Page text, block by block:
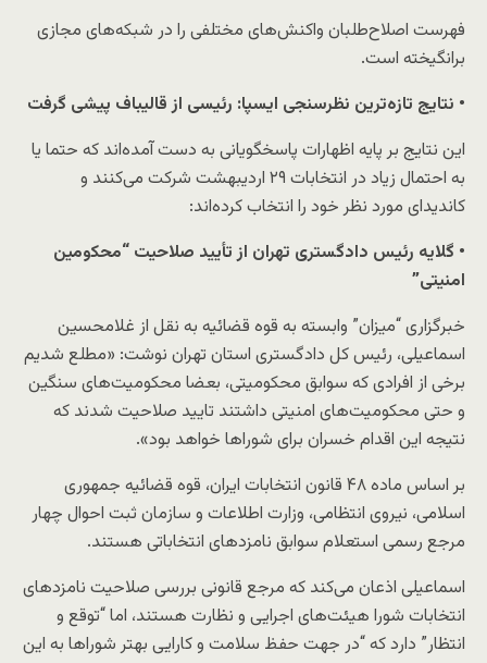
فهرست اصلاح‌طلبان واکنش‌های مختلفی را در شبکه‌های مجازی
برانگیخته است.
• نتایج تازه‌ترین نظرسنجی ایسپا: رئیسی از قالیباف پیشی گرفت
این نتایج بر پایه اظهارات پاسخگویانی به دست آمده‌اند که حتما یا
به احتمال زیاد در انتخابات ۲۹ اردیبهشت شرکت می‌کنند و
کاندیدای مورد نظر خود را انتخاب کرده‌اند:
• گلایه رئیس دادگستری تهران از تأیید صلاحیت “محکومین
امنیتی”
خبرگزاری “میزان” وابسته به قوه قضائیه به نقل از غلامحسین
اسماعیلی، رئیس کل دادگستری استان تهران نوشت: «مطلع شدیم
برخی از افرادی که سوابق محکومیتی، بعضا محکومیت‌های سنگین
و حتی محکومیت‌های امنیتی داشتند تایید صلاحیت شدند که
نتیجه این اقدام خسران برای شوراها خواهد بود».
بر اساس ماده ۴۸ قانون انتخابات ایران، قوه قضائیه جمهوری
اسلامی، نیروی انتظامی، وزارت اطلاعات و سازمان ثبت احوال چهار
مرجع رسمی استعلام سوابق نامزدهای انتخاباتی هستند.
اسماعیلی اذعان می‌کند که مرجع قانونی بررسی صلاحیت‌ نامزدهای
انتخابات شورا هیئت‌های اجرایی و نظارت هستند، اما “توقع و
انتظار” دارد که “در جهت حفظ سلامت و کارایی بهتر شوراها به این